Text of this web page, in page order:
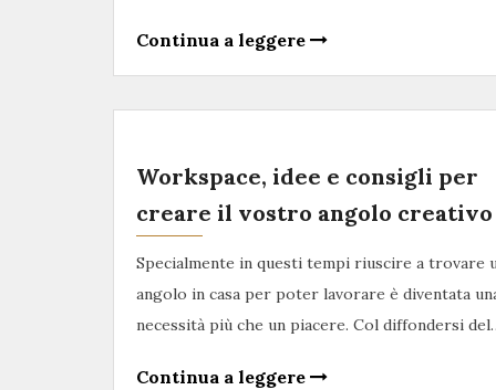
Continua a leggere
Workspace, idee e consigli per
creare il vostro angolo creativo
Specialmente in questi tempi riuscire a trovare
angolo in casa per poter lavorare è diventata
necessità più che un piacere. Col diffondersi
Continua a leggere